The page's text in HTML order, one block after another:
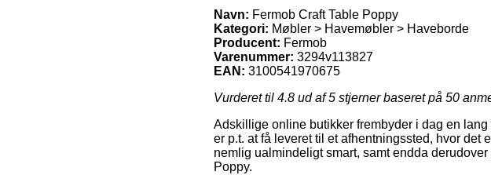
Navn: Fermob Craft Table Poppy
Kategori: Møbler > Havemøbler > Haveborde
Producent: Fermob
Varenummer: 3294v113827
EAN: 3100541970675
Vurderet til 4.8 ud af 5 stjerner baseret på 50
Adskillige online butikker frembyder i dag en
er p.t. at få leveret til et afhentningssted, hvor det
nemlig ualmindeligt smart, samt endda
Poppy.